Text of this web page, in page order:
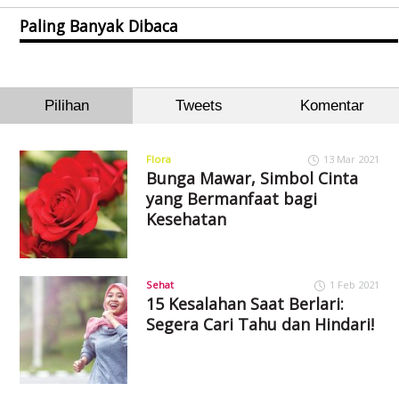
Paling Banyak Dibaca
Pilihan Tweets Komentar
Flora 13 Mar 2021
Bunga Mawar, Simbol Cinta
yang Bermanfaat bagi
Kesehatan
Sehat 1 Feb 2021
15 Kesalahan Saat Berlari:
Segera Cari Tahu dan Hindari!